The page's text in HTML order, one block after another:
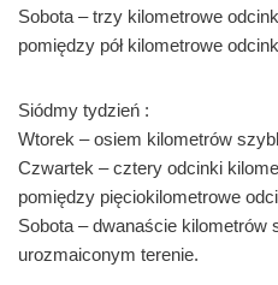
Sobota – trzy kilometrowe
pomiędzy pół kilometrowe
Siódmy tydzień :
Wtorek – osiem kilometrów
Czwartek – cztery odcinki
pomiędzy pięciokilometrowe
Sobota – dwanaście kilometrów
urozmaiconym terenie.